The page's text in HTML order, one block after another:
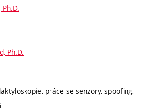
Ph.D.
práce se senzory, spoofing,